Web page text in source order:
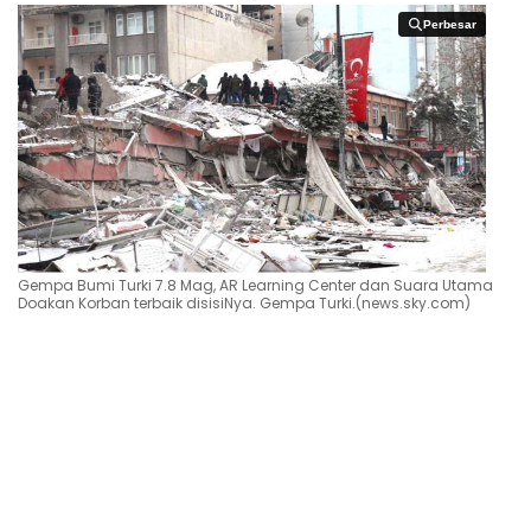
Perbesar
Perbesar
Gempa Bumi Turki 7.8 Mag, AR Learning Center dan Suara Utama
Doakan Korban terbaik disisiNya. Gempa Turki.(news.sky.com)